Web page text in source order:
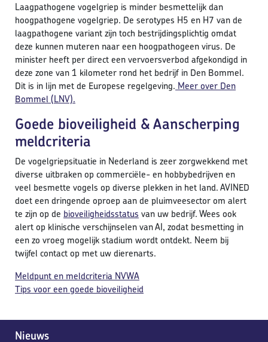
Nieuws
Laagpathogene vogelgriep is minder besmettelijk dan
hoogpathogene vogelgriep. De serotypes H5 en H7 van de
laagpathogene variant zijn toch bestrijdingsplichtig omdat
deze kunnen muteren naar een hoogpathogeen virus. De
minister heeft per direct een vervoersverbod afgekondigd in
deze zone van 1 kilometer rond het bedrijf in Den Bommel.
Dit is in lijn met de Europese regelgeving. Meer over Den
Bommel (LNV).
Goede bioveiligheid & Aanscherping
meldcriteria
De vogelgriepsituatie in Nederland is zeer zorgwekkend met
diverse uitbraken op commerciële- en hobbybedrijven en
veel besmette vogels op diverse plekken in het land. AVINED
doet een dringende oproep aan de pluimveesector om alert
te zijn op de bioveiligheidsstatus van uw bedrijf. Wees ook
alert op klinische verschijnselen van AI, zodat besmetting in
een zo vroeg mogelijk stadium wordt ontdekt. Neem bij
twijfel contact op met uw dierenarts.
Meldpunt en meldcriteria NVWA
Tips voor een goede bioveiligheid